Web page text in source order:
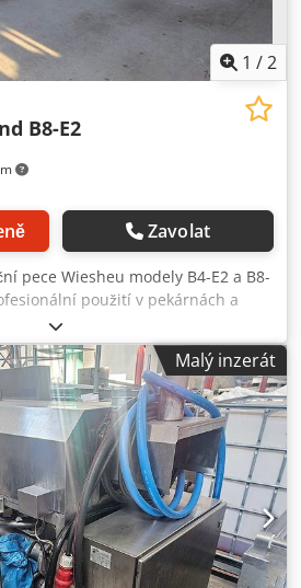
1 /2
B8-E2
Zavolat
pece Wiesheu modely B4-E2 a B8-
použití v pekárnách a
Zařízení jsou použité, ale plně
provozu. Tyto modely
a 10 plechů, což je činí vhodnými
Prodávají se pouze jako
praktické řešení pro vybavení
provozu. Typ stroje:
E2 & B8-E2 Wiesheu, typ B4-E2 &
plechů). Dedpfx Ajy Avkdeliock
Technické údaje: B4-E2:
Vodní tlak: 150-250 kPa Napětí:
B8-E2: Elektrický příkon: 18,4 kW
Napětí: 400 V Frekvence: 50 Hz
Malý inzerát